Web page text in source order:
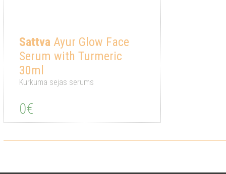
SattvaAyur Glow Face
Serum with Turmeric
30ml
Kurkuma sejas serums
0€